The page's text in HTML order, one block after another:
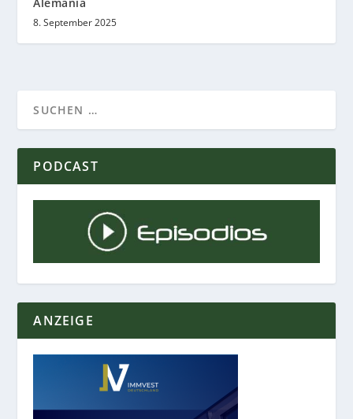
8. September 2025
PODCAST
ANZEIGE